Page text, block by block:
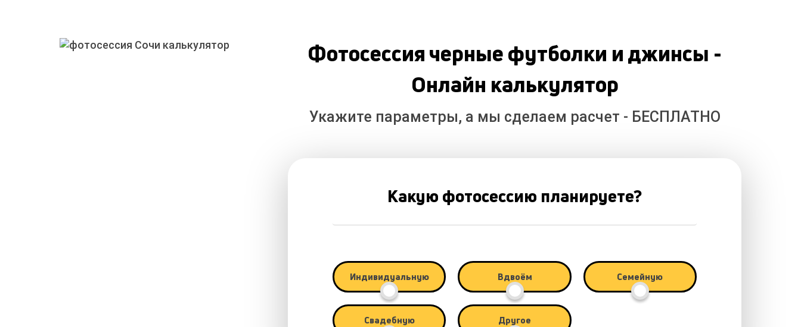
Фотосессия черные футболки и джинсы -
Онлайн калькулятор
Укажите параметры, а мы сделаем расчет - БЕСПЛАТНО
Какую фотосессию планируете?
Индивидуальную Вдвоём Семейную
Свадебную Другое